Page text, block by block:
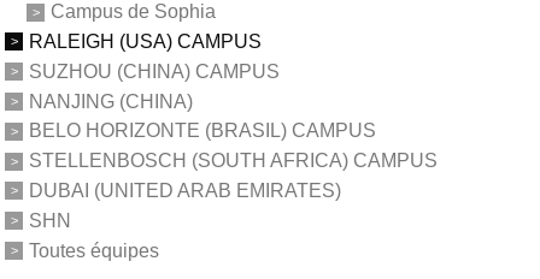
Campus de Sophia
RALEIGH (USA) CAMPUS
SUZHOU (CHINA) CAMPUS
NANJING (CHINA)
BELO HORIZONTE (BRASIL) CAMPUS
STELLENBOSCH (SOUTH AFRICA) CAMPUS
DUBAI (UNITED ARAB EMIRATES)
SHN
Toutes équipes